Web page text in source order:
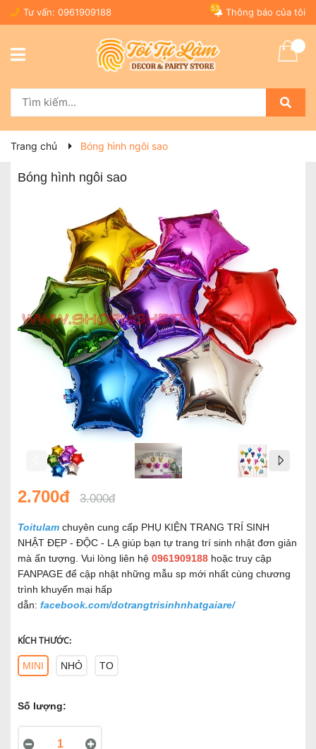
Tư vấn: 0961909188 Thông báo của tôi
53
Trang chủ Bóng hình ngôi sao
Bóng hình ngôi sao
2.700đ 3.000đ
Toitulam chuyên cung cấp PHỤ KIỆN TRANG TRÍ SINH
NHẬT ĐẸP - ĐỘC - LẠ giúp bạn tự trang trí sinh nhật đơn giản
mà ấn tượng. Vui lòng liên hệ 0961909188 hoặc truy cập
FANPAGE để cập nhật những mẫu sp mới nhất cùng chương
trình khuyến mại hấp
dẫn: facebook.com/dotrangtrisinhnhatgaiare/
KÍCH THƯỚC:
MINI NHỎ TO
Số lượng: